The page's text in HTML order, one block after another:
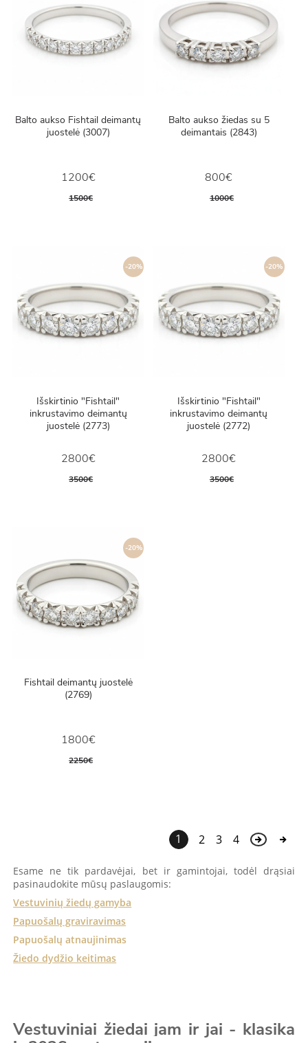
Balto aukso Fishtail deimantų
juostelė (3007)
1200€
1500€
Balto aukso žiedas su 5
deimantais (2843)
800€
1000€
-20%
Išskirtinio "Fishtail"
inkrustavimo deimantų
juostelė (2773)
2800€
3500€
-20%
Išskirtinio "Fishtail"
inkrustavimo deimantų
juostelė (2772)
2800€
3500€
-20%
Fishtail deimantų juostelė
(2769)
1800€
2250€
1 2 3 4
Esame ne tik pardavėjai, bet ir gamintojai, todėl drąsiai
pasinaudokite mūsų paslaugomis:
Vestuvinių žiedų gamyba
Papuošalų graviravimas
Papuošalų atnaujinimas
Žiedo dydžio keitimas
Vestuviniai žiedai jam ir jai - klasika